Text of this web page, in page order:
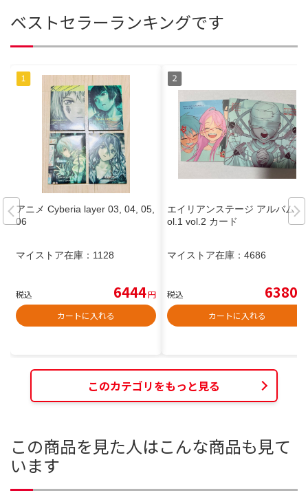
ベストセラーランキングです
アニメ Cyberia layer 03, 04, 05,
06
マイストア在庫： 1128
税込 6444円
カートに入れる
エイリアンステージ アルバム v
ol.1 vol.2 カード
マイストア在庫： 4686
税込 6380
カートに入れる
このカテゴリをもっと見る
この商品を見た人はこんな商品も見て
います